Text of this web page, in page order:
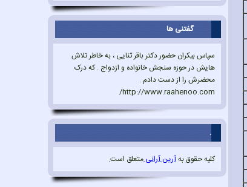
گفتنی ها
سپاس بیکران حضور دکتر باقر ثنایی ، به خاطر تلاش
هایش در حوزه سنجش خانواده و ازدواج . که درک
محضرش را از دست دادم .
http://www.raahenoo.com/
.
کلیه حقوق بهآرین آرانیمتعلق است.